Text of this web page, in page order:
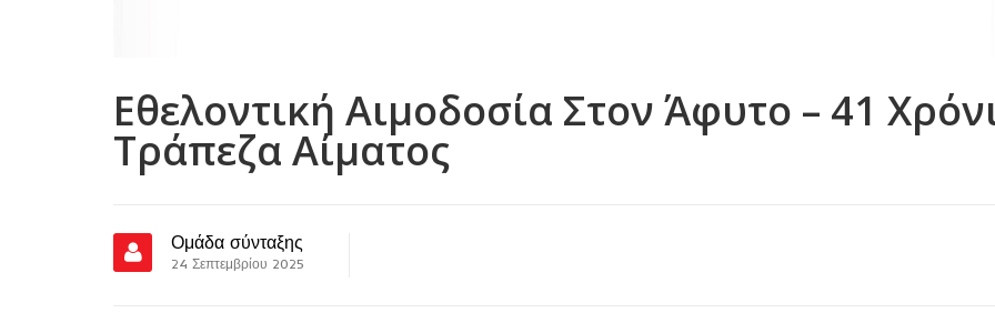
Εθελοντική Αιμοδοσία Στον Άφυτο – 41
Τράπεζα Αίματος
Ομάδα σύνταξης
24 Σεπτεμβρίου 2025